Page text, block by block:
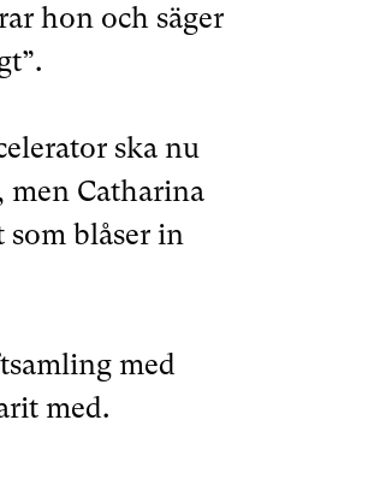
hon och säger
ska nu
men Catharina
blåser in
med
med.